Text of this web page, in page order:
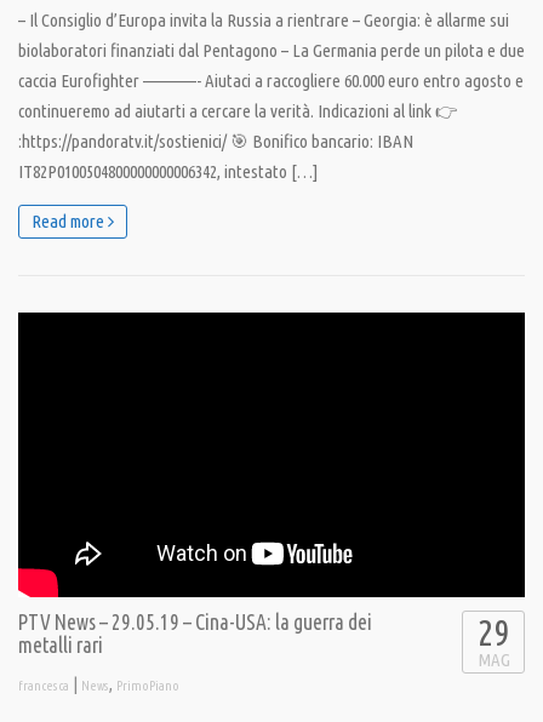
– Il Consiglio d’Europa invita la Russia a rientrare – Georgia: è allarme sui
biolaboratori finanziati dal Pentagono – La Germania perde un pilota e due
caccia Eurofighter ————- Aiutaci a raccogliere 60.000 euro entro agosto e
continueremo ad aiutarti a cercare la verità. Indicazioni al link 👉
:https://pandoratv.it/sostienici/ 🎯 Bonifico bancario: IBAN
IT82P0100504800000000006342, intestato […]
Read more
PTV News – 29.05.19 – Cina-USA: la guerra dei
metalli rari
francesca | News, PrimoPiano
29
MAG